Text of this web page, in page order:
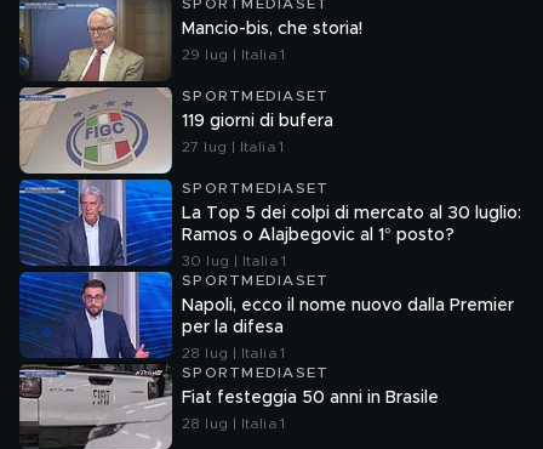
SPORTMEDIASET
Mancio-bis, che storia!
29 lug | Italia 1
SPORTMEDIASET
119 giorni di bufera
27 lug | Italia 1
SPORTMEDIASET
La Top 5 dei colpi di mercato al 30 luglio:
Ramos o Alajbegovic al 1° posto?
30 lug | Italia 1
SPORTMEDIASET
Napoli, ecco il nome nuovo dalla Premier
per la difesa
28 lug | Italia 1
SPORTMEDIASET
Fiat festeggia 50 anni in Brasile
28 lug | Italia 1